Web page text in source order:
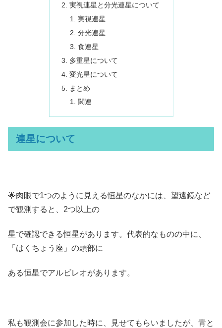
実視連星と分光連星について
実視連星
分光連星
食連星
多重星について
変光星について
まとめ
関連
連星について
🌟肉眼で1つのように見える恒星のなかには、望遠鏡など
で観測すると、2つ以上の
星で確認できる恒星があります。代表的なものの中に、
「はくちょう座」の頭部に
ある恒星でアルビレオがあります。
私も観測会に参加した時に、見せてもらいましたが、青と